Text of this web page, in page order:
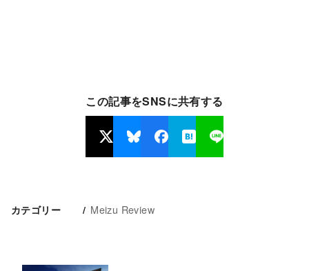
この記事をSNSに共有する
カテゴリー Meizu Review